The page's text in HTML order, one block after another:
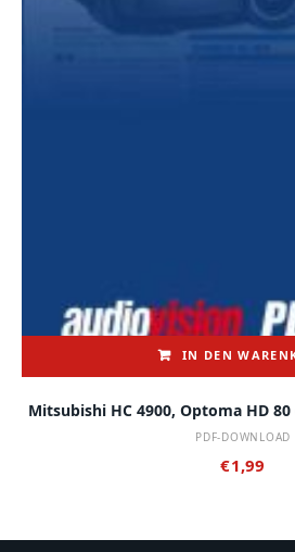
IN DEN
Mitsubishi HC 4900, Optoma HD
PDF-DOWNLOAD
€1,99